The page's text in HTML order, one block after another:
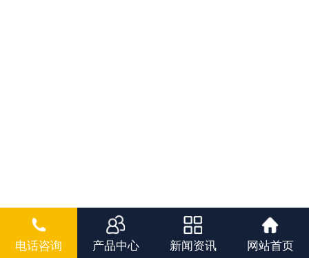
电话咨询 产品中心 新闻资讯 网站首页